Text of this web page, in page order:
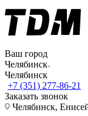
Ваш город
Челябинск
Челябинск
+7 (351) 277-86-21
Заказать звонок
Челябинск,